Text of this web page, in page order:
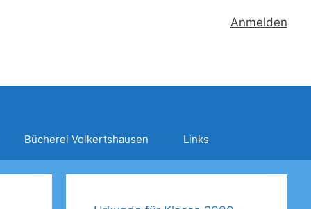
Anmelden
Bücherei Volkertshausen Links